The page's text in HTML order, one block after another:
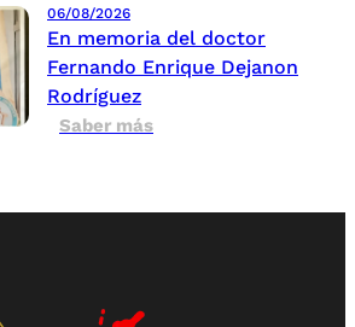
06/08/2026
En memoria del doctor
Fernando Enrique Dejanon
Rodríguez
Saber más